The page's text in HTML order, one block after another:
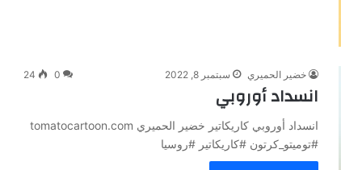
خضير الحميري سبتمبر 8, 2022 0
24
انسداد أوروبي
انسداد أوروبي كاريكاتير خضير الحميري tomatocartoon.com
#توميتو_كرتون #كاريكاتير #روسيا